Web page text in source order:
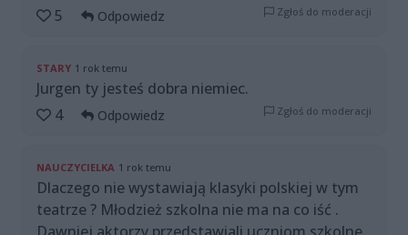
5
Odpowiedz Zgłoś do moderacji
STARY 1 rok temu
Jurgen ty jesteś dobra niemiec.
4
Odpowiedz Zgłoś do moderacji
NAUCZYCIELKA 1 rok temu
Dlaczego nie wystawiają klasyki polskiej w tym
teatrze ? Młodzież szkolna nie ma na co iść .